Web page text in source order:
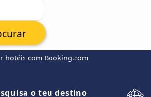
hotéis com Booking.com
o teu destino